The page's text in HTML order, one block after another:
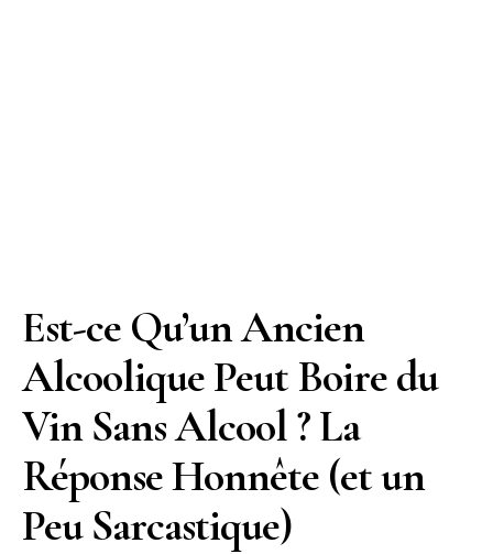
Est-ce Qu’un Ancien
Alcoolique Peut Boire du
Vin Sans Alcool ? La
Réponse Honnête (et un
Peu Sarcastique)